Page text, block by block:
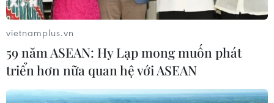
mại Việt Nam-Australia
Việt Nam-Ấn Độ thúc đẩy hợp tác
nghiên cứu, đào tạo và tư vấn chính
vietnamplus.vn
59 năm ASEAN: Hy Lạp mong muốn phát
triển hơn nữa quan hệ với ASEAN